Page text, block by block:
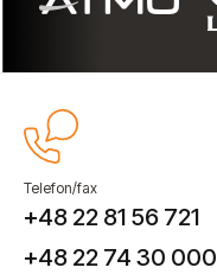
Telefon/fax
+48 22 81 56 721
+48 22 74 30 000